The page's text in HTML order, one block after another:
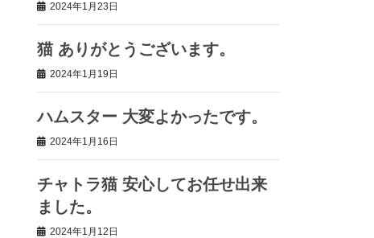
2024年1月23日
猫 ありがとうございます。
2024年1月19日
ハムスター 大変よかったです。
2024年1月16日
チャトラ猫 安心してお任せ出来
ました。
2024年1月12日